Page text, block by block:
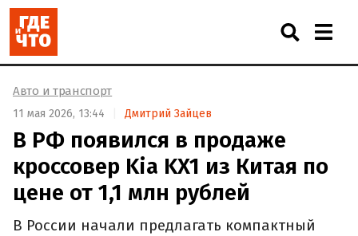
Авто и транспорт
11 мая 2026, 13:44 Дмитрий Зайцев
В РФ появился в продаже
кроссовер Kia KX1 из Китая по
цене от 1,1 млн рублей
В России начали предлагать компактный